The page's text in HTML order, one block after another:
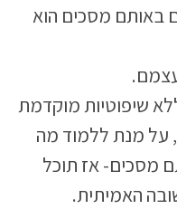
באותם מסכים הוא
שיפוטיות מוקדמת
על מנת ללמוד מה
מסכים- אז תוכל
האמיתית.